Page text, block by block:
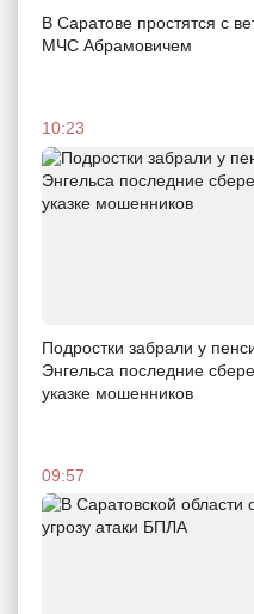
В Саратове простятся с
МЧС Абрамовичем
10:23
Подростки забрали у
Энгельса последние
указке мошенников
09:57